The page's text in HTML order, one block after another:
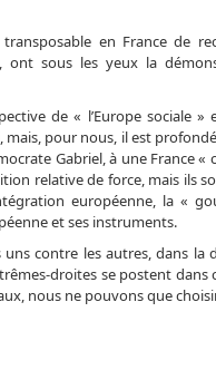
en France de
ont sous les yeux la
de « l’Europe sociale
pour nous, il est
Gabriel, à une France
relative de force, mais ils
européenne, la «
et ses instruments.
contre les autres, dans la
droites se postent
nous ne pouvons que